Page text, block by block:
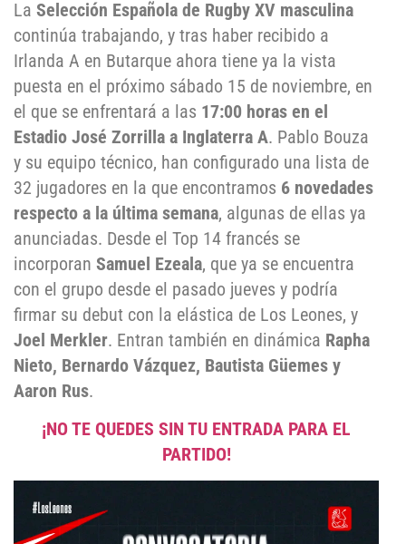
La Selección Española de Rugby XV masculina
continúa trabajando, y tras haber recibido a
Irlanda A en Butarque ahora tiene ya la vista
puesta en el próximo sábado 15 de noviembre, en
el que se enfrentará a las 17:00 horas en el
Estadio José Zorrilla a Inglaterra A. Pablo Bouza
y su equipo técnico, han configurado una lista de
32 jugadores en la que encontramos 6 novedades
respecto a la última semana, algunas de ellas ya
anunciadas. Desde el Top 14 francés se
incorporan Samuel Ezeala, que ya se encuentra
con el grupo desde el pasado jueves y podría
firmar su debut con la elástica de Los Leones, y
Joel Merkler. Entran también en dinámica Rapha
Nieto, Bernardo Vázquez, Bautista Güemes y
Aaron Rus.
¡NO TE QUEDES SIN TU ENTRADA PARA EL
PARTIDO!